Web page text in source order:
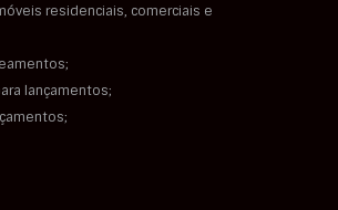
residenciais, comerciais e
lançamentos;